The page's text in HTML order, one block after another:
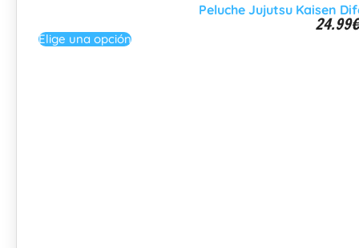
Peluche Jujutsu Kaisen
24.99€
Elige una opción